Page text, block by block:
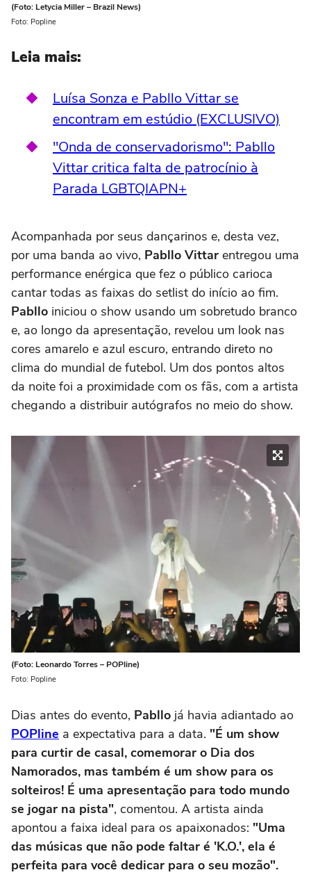
(Foto: Letycia Miller – Brazil News)
Foto: Popline
Leia mais:
Luísa Sonza e Pabllo Vittar se
encontram em estúdio (EXCLUSIVO)
"Onda de conservadorismo": Pabllo
Vittar critica falta de patrocínio à
Parada LGBTQIAPN+
Acompanhada por seus dançarinos e, desta vez,
por uma banda ao vivo, Pabllo Vittar entregou uma
performance enérgica que fez o público carioca
cantar todas as faixas do setlist do início ao fim.
Pabllo iniciou o show usando um sobretudo branco
e, ao longo da apresentação, revelou um look nas
cores amarelo e azul escuro, entrando direto no
clima do mundial de futebol. Um dos pontos altos
da noite foi a proximidade com os fãs, com a artista
chegando a distribuir autógrafos no meio do show.
(Foto: Leonardo Torres – POPline)
Foto: Popline
Dias antes do evento, Pabllo já havia adiantado ao
POPline a expectativa para a data. "É um show
para curtir de casal, comemorar o Dia dos
Namorados, mas também é um show para os
solteiros! É uma apresentação para todo mundo
se jogar na pista", comentou. A artista ainda
apontou a faixa ideal para os apaixonados: "Uma
das músicas que não pode faltar é 'K.O.', ela é
perfeita para você dedicar para o seu mozão".